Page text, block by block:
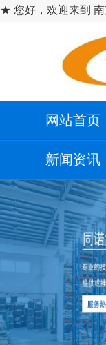
★ 您好，欢迎来到 南
网站首页
新闻资讯